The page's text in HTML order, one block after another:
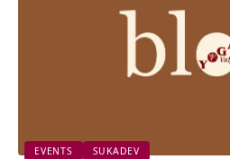
EVENTS SUKADEV